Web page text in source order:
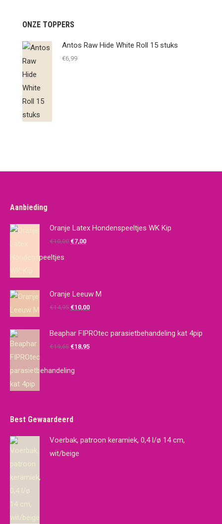
ONZE TOPPERS
Antos Raw Hide White Roll 15 stuks
€6,99
Aanbieding
Oranje Latex Hondenspeeltjes WK Kip
€10,00 Oorspronkelijke
€7,00Huidige
Oranje Leeuw M
€14,95 Oorspronkelijke
was:
€14,95.
€10,00Huidige
is:
€10,00.
Beaphar FIPROtec parasietbehandeling kat 4pip
€19,65 Oorspronkelijke
was:
€18,95Huidige
Best Gewaardeerd
Voerbak, patroon keramiek, 0,4 l/ø 14 cm,
wit/beige